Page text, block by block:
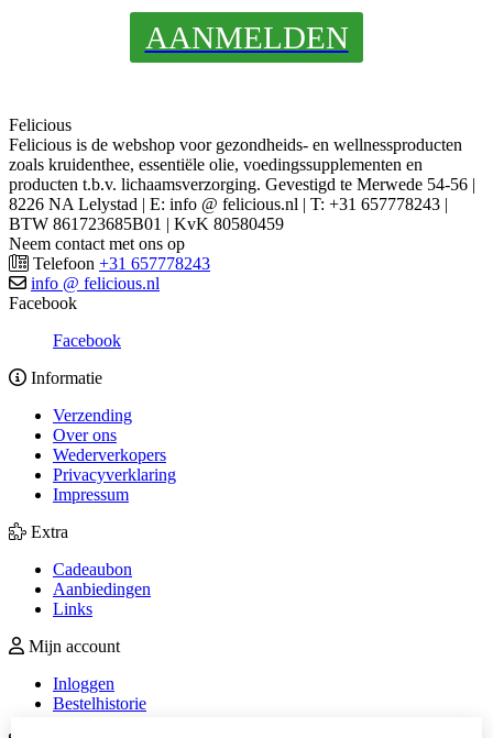
AANMELDEN
Felicious
Felicious is de webshop voor gezondheids- en wellnessproducten
zoals kruidenthee, essentiële olie, voedingssupplementen en
producten t.b.v. lichaamsverzorging. Gevestigd te Merwede 54-56 |
8226 NA Lelystad | E: info @ felicious.nl | T: +31 657778243 |
BTW 861723685B01 | KvK 80580459
Neem contact met ons op
Telefoon +31 657778243
info @ felicious.nl
Facebook
Facebook
Informatie
Verzending
Over ons
Wederverkopers
Privacyverklaring
Impressum
Extra
Cadeaubon
Aanbiedingen
Links
Mijn account
Inloggen
Bestelhistorie